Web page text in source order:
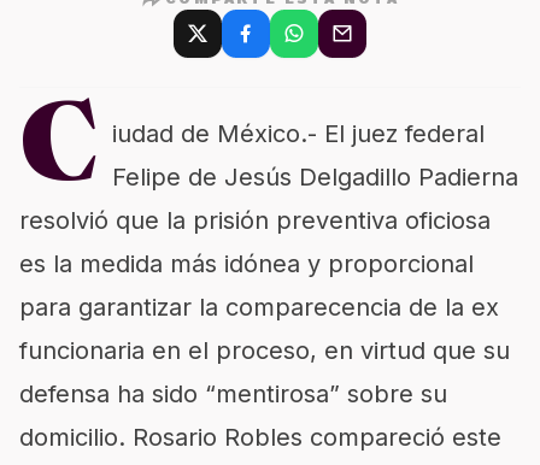
C iudad de México.- El juez federal
Felipe de Jesús Delgadillo Padierna
resolvió que la prisión preventiva oficiosa
es la medida más idónea y proporcional
para garantizar la comparecencia de la ex
funcionaria en el proceso, en virtud que su
defensa ha sido “mentirosa” sobre su
domicilio. Rosario Robles compareció este